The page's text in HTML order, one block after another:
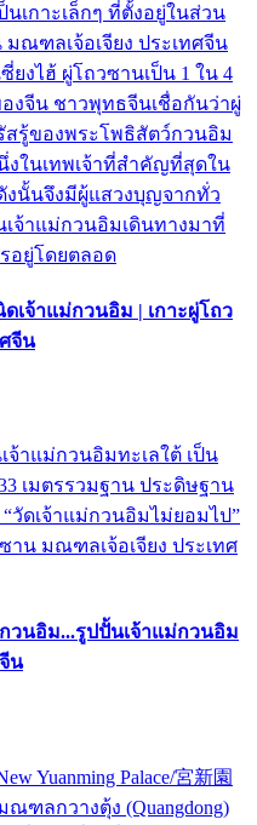
นเกาะเล็กๆ ที่ตั้งอยู่ในส่วน
ณฑลเจ้อเจียง ประเทศจีน
งไฮ้ ผู่โถวซานเป็น 1 ใน 4
งจีน ชาวพุทธจีนเชื่อกันว่าผู่
รู้ของพระโพธิสัตว์กวนอิม
งในเทพเจ้าที่สำคัญที่สุดใน
นั้นจึงมีผู้แสวงบุญจากทั่ว
จ้าแม่กวนอิมเดินทางมาที่
อยู่โดยตลอด
เจ้าแม่กวนอิม | เกาะผู่โถว
จีน
าแม่กวนอิมทะเลใต้ เป็น
เมตรรวมฐาน ประดิษฐาน
วัดเจ้าแม่กวนอิมไม่ยอมไป”
าน มณฑลเจ้อเจียง ประเทศ
วนอิม...รูปปั้นเจ้าแม่กวนอิม
น
Yuanming Palace/宮新園
ณฑลกวางตุ้ง (Quangdong)